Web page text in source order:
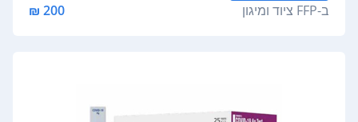
ב-FFP ציוד ומיגון 200 ₪